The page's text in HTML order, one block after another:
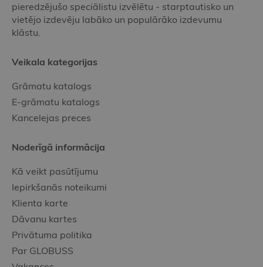
pieredzējušo speciālistu izvēlētu - starptautisko un
vietējo izdevēju labāko un populārāko izdevumu
klāstu.
Veikala kategorijas
Grāmatu katalogs
E-grāmatu katalogs
Kancelejas preces
Noderīgā informācija
Kā veikt pasūtījumu
Iepirkšanās noteikumi
Klienta karte
Dāvanu kartes
Privātuma politika
Par GLOBUSS